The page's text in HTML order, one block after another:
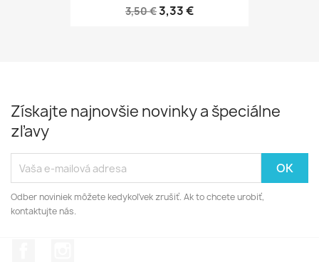
3,50 €3,33 €
Získajte najnovšie novinky a špeciálne
zľavy
Odber noviniek môžete kedykoľvek zrušiť. Ak to chcete urobiť,
kontaktujte nás.